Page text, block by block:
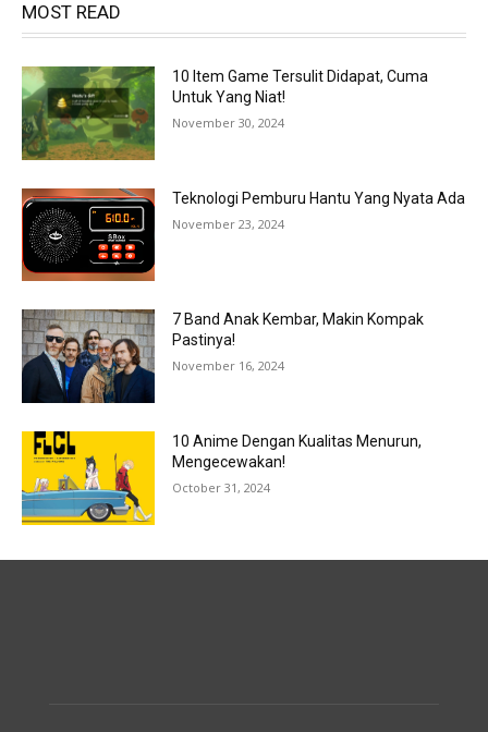
MOST READ
10 Item Game Tersulit Didapat, Cuma
Untuk Yang Niat!
November 30, 2024
Teknologi Pemburu Hantu Yang Nyata Ada
November 23, 2024
7 Band Anak Kembar, Makin Kompak
Pastinya!
November 16, 2024
10 Anime Dengan Kualitas Menurun,
Mengecewakan!
October 31, 2024